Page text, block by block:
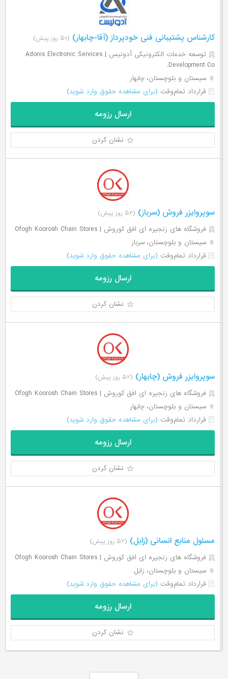
کارشناس پشتیبانی فنی خودپرداز (آقا-چابهار) (۵۰ روز پیش)
توسعه خدمات الکترونیکی آدونیس | Adonis Electronic Services
Development Co.
سیستان و بلوچستان، چابهار
قرارداد تمام‌وقت (برای مشاهده حقوق وارد شوید)
ارسال رزومه
نشان کردن
سوپروایزر فروش (سرباز) (۵۲ روز پیش)
فروشگاه های زنجیره ای افق کوروش | Ofogh Koorosh Chain Stores
سیستان و بلوچستان، سرباز
قرارداد تمام‌وقت (برای مشاهده حقوق وارد شوید)
ارسال رزومه
نشان کردن
سوپروایزر فروش (چابهار) (۵۲ روز پیش)
فروشگاه های زنجیره ای افق کوروش | Ofogh Koorosh Chain Stores
سیستان و بلوچستان، چابهار
قرارداد تمام‌وقت (برای مشاهده حقوق وارد شوید)
ارسال رزومه
نشان کردن
مسئول منابع انسانی (زابل) (۵۲ روز پیش)
فروشگاه های زنجیره ای افق کوروش | Ofogh Koorosh Chain Stores
سیستان و بلوچستان، زابل
قرارداد تمام‌وقت (برای مشاهده حقوق وارد شوید)
ارسال رزومه
نشان کردن